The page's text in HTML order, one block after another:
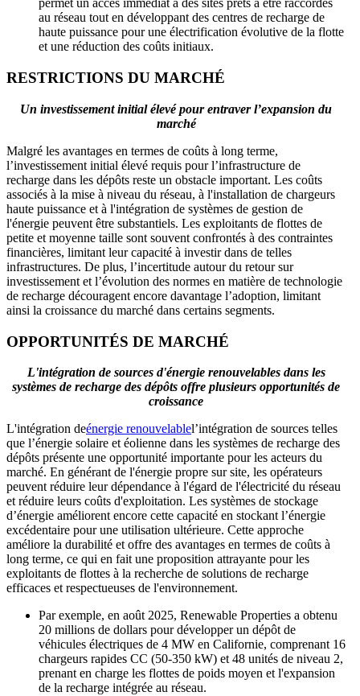
permet un accès immédiat à des sites prêts à être raccordés
au réseau tout en développant des centres de recharge de
haute puissance pour une électrification évolutive de la flotte
et une réduction des coûts initiaux.
RESTRICTIONS DU MARCHÉ
Un investissement initial élevé pour entraver l’expansion du
marché
Malgré les avantages en termes de coûts à long terme,
l’investissement initial élevé requis pour l’infrastructure de
recharge dans les dépôts reste un obstacle important. Les coûts
associés à la mise à niveau du réseau, à l'installation de chargeurs
haute puissance et à l'intégration de systèmes de gestion de
l'énergie peuvent être substantiels. Les exploitants de flottes de
petite et moyenne taille sont souvent confrontés à des contraintes
financières, limitant leur capacité à investir dans de telles
infrastructures. De plus, l’incertitude autour du retour sur
investissement et l’évolution des normes en matière de technologie
de recharge découragent encore davantage l’adoption, limitant
ainsi la croissance du marché dans certains segments.
OPPORTUNITÉS DE MARCHÉ
L'intégration de sources d'énergie renouvelables dans les
systèmes de recharge des dépôts offre plusieurs opportunités de
croissance
L'intégration deénergie renouvelablel’intégration de sources telles
que l’énergie solaire et éolienne dans les systèmes de recharge des
dépôts présente une opportunité importante pour les acteurs du
marché. En générant de l'énergie propre sur site, les opérateurs
peuvent réduire leur dépendance à l'égard de l'électricité du réseau
et réduire leurs coûts d'exploitation. Les systèmes de stockage
d’énergie améliorent encore cette capacité en stockant l’énergie
excédentaire pour une utilisation ultérieure. Cette approche
améliore la durabilité et offre des avantages en termes de coûts à
long terme, ce qui en fait une proposition attrayante pour les
exploitants de flottes à la recherche de solutions de recharge
efficaces et respectueuses de l'environnement.
Par exemple, en août 2025, Renewable Properties a obtenu
20 millions de dollars pour développer un dépôt de
véhicules électriques de 4 MW en Californie, comprenant 16
chargeurs rapides CC (50-350 kW) et 48 unités de niveau 2,
prenant en charge les flottes de poids moyen et l'expansion
de la recharge intégrée au réseau.